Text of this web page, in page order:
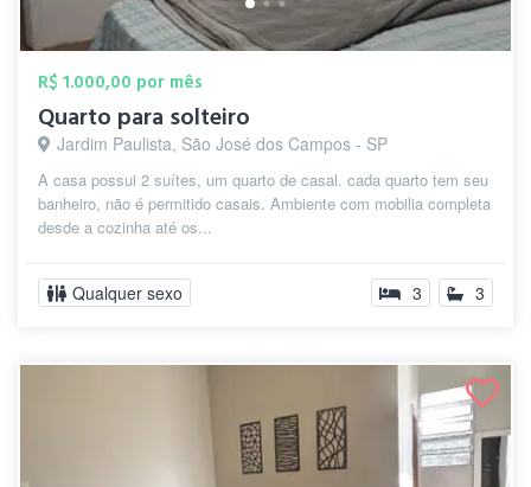
R$ 1.000,00 por mês
Quarto para solteiro
Jardim Paulista, São José dos Campos - SP
A casa possui 2 suítes, um quarto de casal. cada quarto tem seu
banheiro, não é permitido casais. Ambiente com mobilia completa
desde a cozinha até os...
Qualquer sexo 3 3